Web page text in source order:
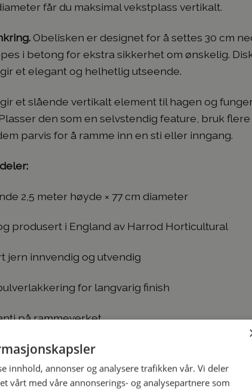
får du maksimal vekstplass vertikalt.
Obelisken er designet for å settes 30 cm
i betong for ekstra sikkerhet om ønskelig.
et elegant og helhetlig utseende.
et slående vertikalt element til hagen og
den som en selvstendig feature, bruk
parvis for å ramme inn en sti eller inngang.
2,5 meter høyde × 77 cm diameter
produsert i England av Harrod Horticultural
jern innvendig og utvendig
for langvarig finish
på rammeverket
25mm firkantstål med 1,5mm veggtykkelse
koblinger for elegant utseende
innhold, annonser og analysere trafikken vår. Vi deler
vårt med våre annonserings- og analysepartnere som